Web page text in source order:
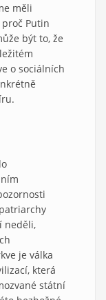
měli
Putin
být to, že
o sociálních
neděli,
je válka
která
státní